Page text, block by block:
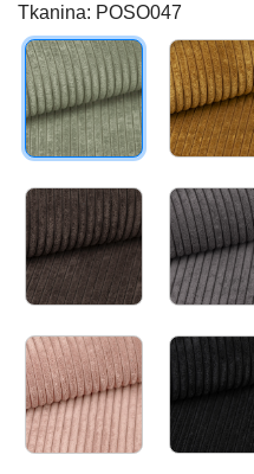
Tkanina: POSO047
POSO047
POSO006
Poso052